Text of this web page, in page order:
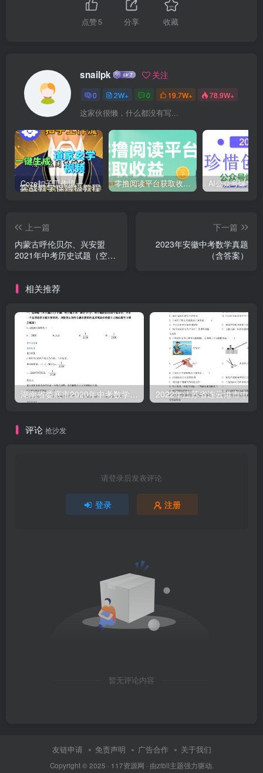
点赞5 分享 收藏
snailpk 关注
0 2W+ 0 19.7W+ 78.9W+
这家伙很懒，什么都没有写...
Coze扣子工作流一键生成道家玄学短视频，实战保姆级教程 零撸阅读平台获取收益，最新无门槛平台，一部手机即可操作，单日收益50-3张【揭秘】
上一篇
内蒙古呼伦贝尔、兴安盟
2021年中考历史试题（空白
下一篇
2023年安徽中考数学真题
（含答案）
相关推荐
湖南省娄底市2020年中考数学试题（含答案）
评论 抢沙发
请登录后发表评论
登录 注册
暂无评论内容
友链申请 免责声明 广告合作 关于我们
Copyright © 2025 · 117资源网 · 由zibll主题强力驱动.